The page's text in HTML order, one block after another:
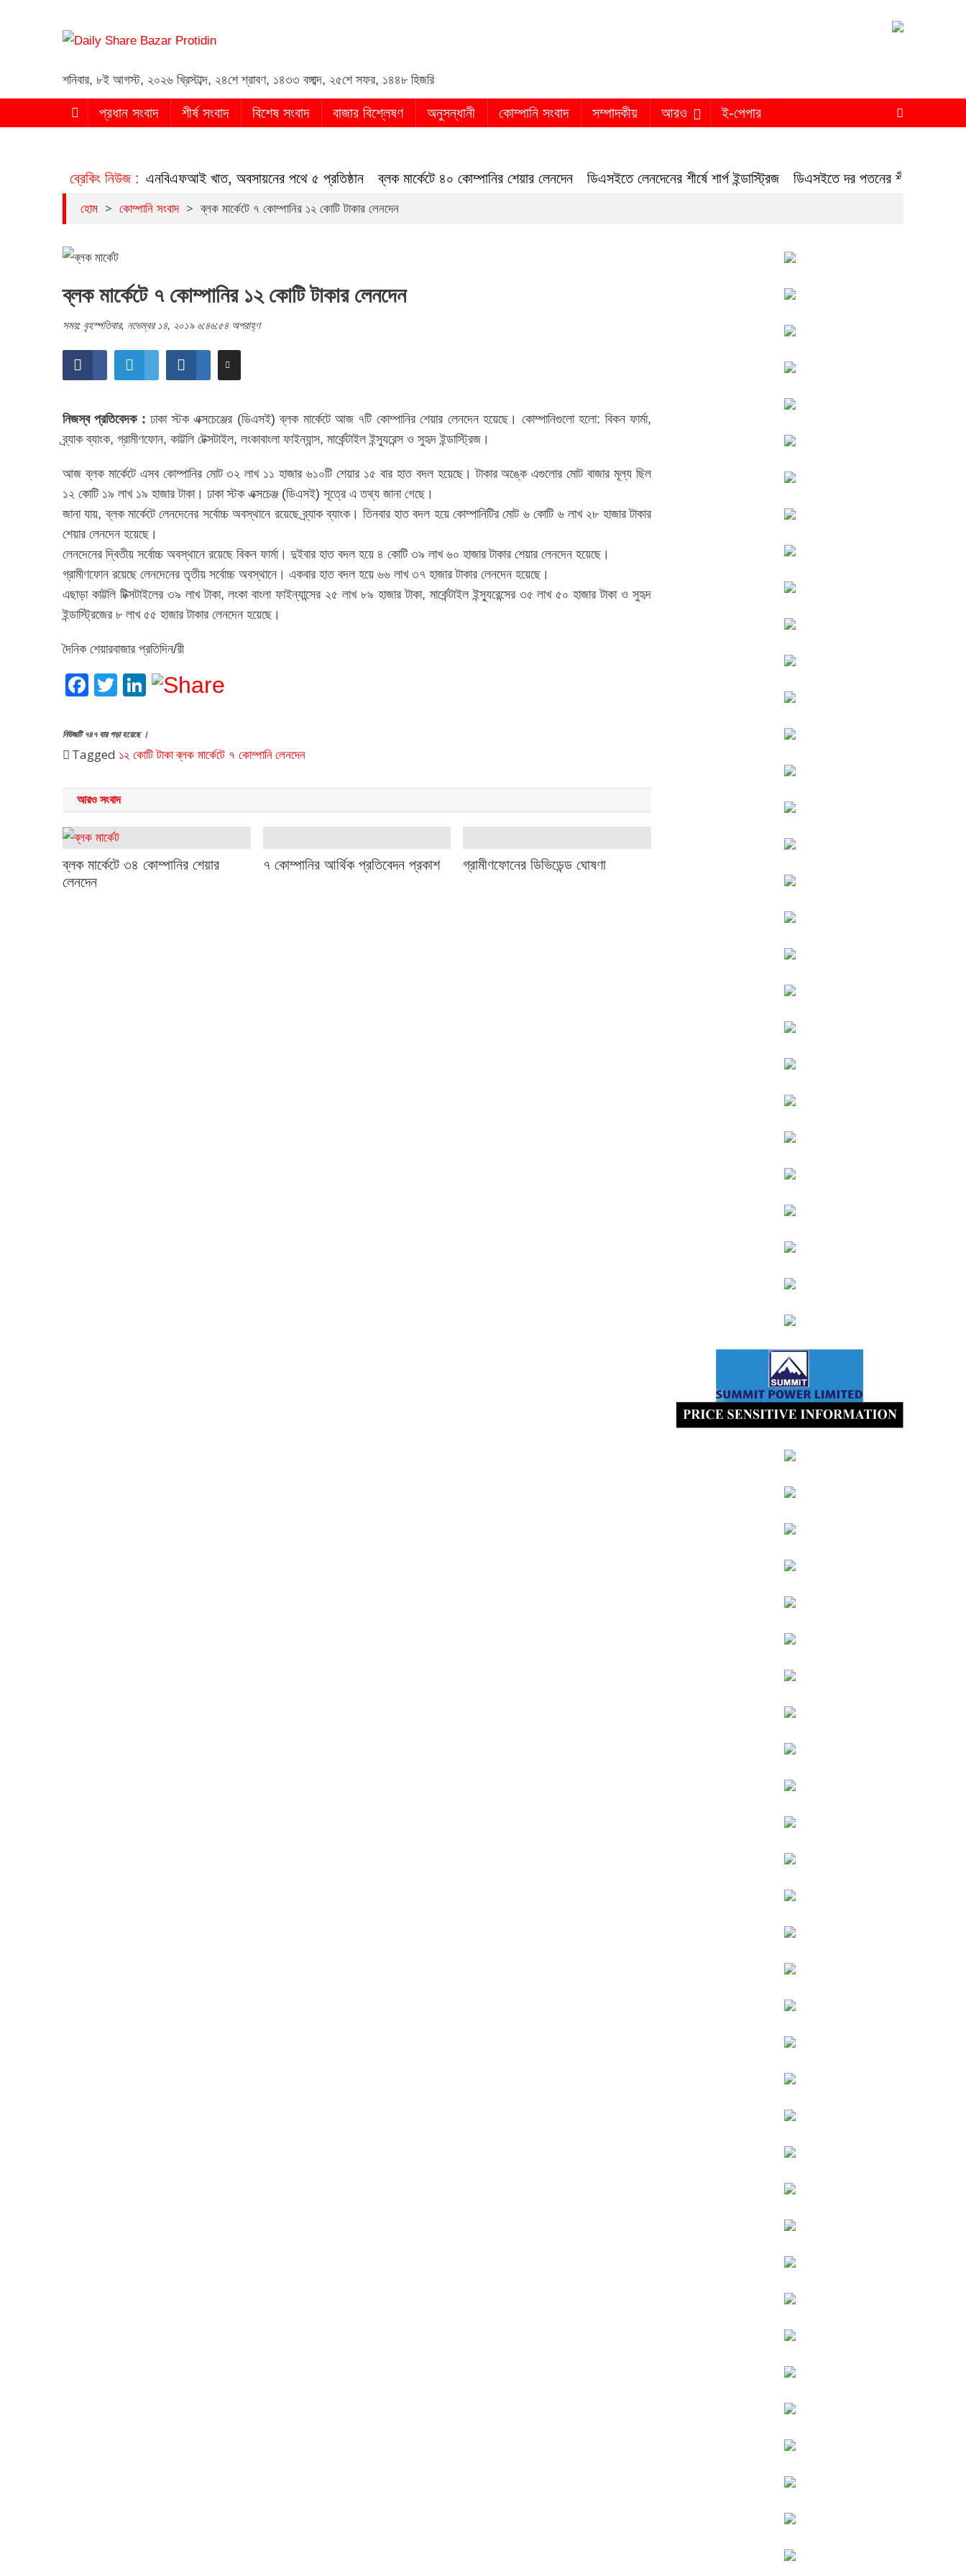
শনিবার, ৮ই আগস্ট, ২০২৬ খ্রিস্টাব্দ, ২৪শে শ্রাবণ, ১৪৩৩ বঙ্গাব্দ, ২৫শে সফর, ১৪৪৮ হিজরি
প্রধান সংবাদ শীর্ষ সংবাদ বিশেষ সংবাদ বাজার বিশ্লেষণ অনুসন্ধানী কোম্পানি সংবাদ সম্পাদকীয় আরও ই-পেপার
ব্রেকিং নিউজ :
সংকুচিত হচ্ছে এনবিএফআই খাত, অবসায়নের পথে ৫ প্রতিষ্ঠান ব্লক মার্কেটে ৪০ কোম্পানির শেয়ার লেনদেন ডিএসইতে লেনদেনের শীর্ষে শার্প ইন্ডাস্ট্রিজ ডিএসইতে দর পতনের শীর্ষে সেনা ইন্স্যুরেন্স
হোম > কোম্পানি সংবাদ > ব্লক মার্কেটে ৭ কোম্পানির ১২ কোটি টাকার লেনদেন
ব্লক মার্কেটে ৭ কোম্পানির ১২ কোটি টাকার লেনদেন
সময়: বৃহস্পতিবার, নভেম্বর ১৪, ২০১৯ ৬:৪৬:৫৪ অপরাহ্ণ
নিজস্ব প্রতিবেদক : ঢাকা স্টক এক্সচেঞ্জের (ডিএসই) ব্লক মার্কেটে আজ ৭টি কোম্পানির শেয়ার লেনদেন হয়েছে। কোম্পানিগুলো হলো: বিকন ফার্মা,
ব্র্যাক ব্যাংক, গ্রামীণফোন, কাট্টলি টেক্সটাইল, লংকাবাংলা ফাইন্যান্স, মার্কেন্টাইল ইন্স্যুরেন্স ও সুহৃদ ইন্ডাস্ট্রিজ।
আজ ব্লক মার্কেটে এসব কোম্পানির মোট ৩২ লাখ ১১ হাজার ৬১০টি শেয়ার ১৫ বার হাত বদল হয়েছে। টাকার অঙ্কে এগুলোর মোট বাজার মূল্য ছিল
১২ কোটি ১৯ লাখ ১৯ হাজার টাকা। ঢাকা স্টক এক্সচেঞ্জ (ডিএসই) সূত্রে এ তথ্য জানা গেছে।
জানা যায়, ব্লক মার্কেটে লেনদেনের সর্বোচ্চ অবস্থানে রয়েছে ব্র্যাক ব্যাংক। তিনবার হাত বদল হয়ে কোম্পানিটির মোট ৬ কোটি ৬ লাখ ২৮ হাজার টাকার
শেয়ার লেনদেন হয়েছে।
লেনদেনের দ্বিতীয় সর্বোচ্চ অবস্থানে রয়েছে বিকন ফার্মা। দুইবার হাত বদল হয়ে ৪ কোটি ৩৯ লাখ ৬০ হাজার টাকার শেয়ার লেনদেন হয়েছে।
গ্রামীণফোন রয়েছে লেনদেনের তৃতীয় সর্বোচ্চ অবস্থানে। একবার হাত বদল হয়ে ৬৬ লাখ ৩৭ হাজার টাকার লেনদেন হয়েছে।
এছাড়া কাট্টলি টিক্সটাইলের ৩৯ লাখ টাকা, লংকা বাংলা ফাইন্যান্সের ২৫ লাখ ৮৯ হাজার টাকা, মার্কেন্টাইল ইন্স্যুরেন্সের ৩৫ লাখ ৫০ হাজার টাকা ও সুহৃদ
ইন্ডাস্ট্রিজের ৮ লাখ ৫৫ হাজার টাকার লেনদেন হয়েছে।
দৈনিক শেয়ারবাজার প্রতিদিন/রী
Facebook
Twitter
LinkedIn
নিউজটি ৭৪৭ বার পড়া হয়েছে ।
Tagged ১২ কোটি টাকা ব্লক মার্কেটে ৭ কোম্পানি লেনদেন
আরও সংবাদ
ব্লক মার্কেটে ৩৪ কোম্পানির শেয়ার
লেনদেন
৭ কোম্পানির আর্থিক প্রতিবেদন প্রকাশ গ্রামীণফোনের ডিভিডেন্ড ঘোষণা